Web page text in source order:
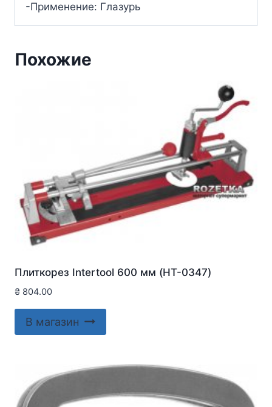
-Применение: Глазурь
Похожие
Плиткорез Intertool 600 мм (HT-0347)
₴ 804.00
В магазин